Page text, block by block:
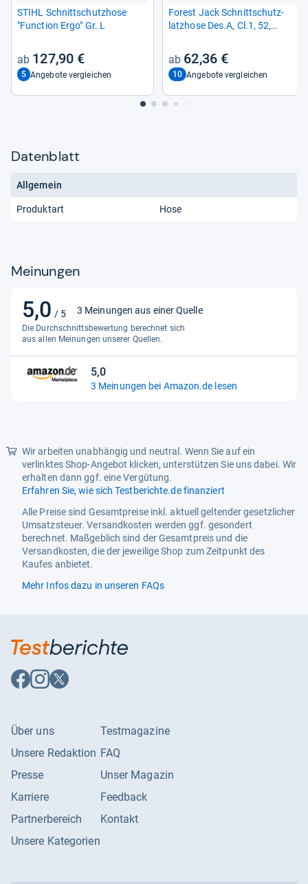
STIHL Schnitt­schutz­hose
"Func­tion Ergo" Gr. L
127,90 €
5 Angebote vergleichen
Forest Jack Schnitt­schutz­
latz­hose Des.A, Cl.1, 52,
62,36 €
10 Angebote vergleichen
Datenblatt
Allgemein
Produktart Hose
Meinungen
5,0 / 5
5,0
von
5
Sternen
3 Meinungen aus einer Quelle
Die Durchschnittsbewertung berechnet sich
aus allen Meinungen unserer Quellen.
5,0
5,0
von
3 Meinungen bei Amazon.de lesen
Wir arbeiten unabhängig und neutral. Wenn Sie auf ein
verlinktes Shop-Angebot klicken, unterstützen Sie uns dabei. Wir
erhalten dann ggf. eine Vergütung.
Erfahren Sie, wie sich Testberichte.de finanziert
Alle Preise sind Gesamtpreise inkl. aktuell geltender gesetzlicher
Umsatzsteuer. Versandkosten werden ggf. gesondert
berechnet. Maßgeblich sind der Gesamtpreis und die
Versandkosten, die der jeweilige Shop zum Zeitpunkt des
Kaufes anbietet.
Mehr Infos dazu in unseren FAQs
Auf
Facebook
Auf
Instagram
Auf
X
Über uns
Unsere Redaktion
Presse
Karriere
Partnerbereich
Unsere Kategorien
Testmagazine
FAQ
Unser Magazin
Feedback
Kontakt